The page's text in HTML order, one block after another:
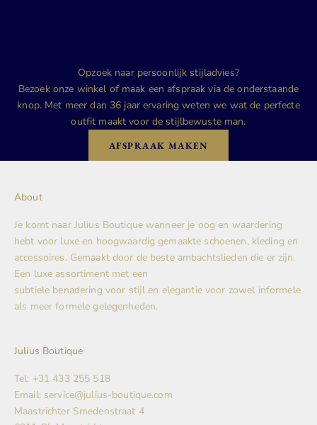
Opzoek naar persoonlijk stijladvies?
Bezoek onze winkel of maak een afspraak via de onderstaande
knop. Met meer dan 36 jaar ervaring weten we wat de perfecte
outfit maakt voor de stijlbewuste man.
AFSPRAAK MAKEN
About
Je komt naar Julius Boutique wanneer je oog en waardering
hebt voor luxe en hoogwaardig gemaakte schoenen, kleding en
accessoires. Gemaakt door de beste ambachtslieden die er zijn.
Een luxe assortiment met een
subtiele benadering voor stijl en elegantie voor zowel informele
als meer formele gelegenheden.
Julius Boutique
Tel: +31 433 255 518
Email: service@julius-boutique.com
Maastrichter Smedenstraat 4